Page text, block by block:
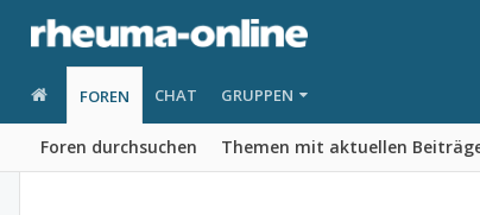
FOREN
Foren durchsuchen Themen mit aktuellen
CHAT GRUPPEN